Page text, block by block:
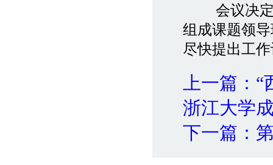
会议决定
组成课题领
尽快提出工
上一篇：
浙江大学
下一篇：